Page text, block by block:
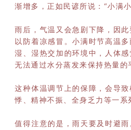
渐增多，正如民谚所说：“小满
雨后，气温又会急剧下降，因此
以防着凉感冒。小满时节高温
湿、湿热交加的环境中，人体
无法通过水分蒸发来保持热量的
这种体温调节上的保障，会导
悸、精神不振、全身乏力等一系
值得注意的是，雨天要及时避雨